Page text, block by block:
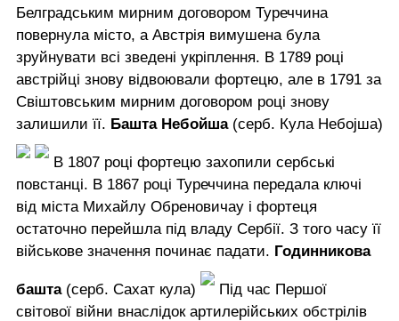
Белградським мирним договором Туреччина
повернула місто, а Австрія вимушена була
зруйнувати всі зведені укріплення. В 1789 році
австрійці знову відвоювали фортецю, але в 1791 за
Свіштовським мирним договором році знову
залишили її. Башта Небойша(серб. Кула Небојша)
В 1807 році фортецю захопили сербські
повстанці. В 1867 році Туреччина передала ключі
від міста Михайлу Обреновичау і фортеця
остаточно перейшла під владу Сербії. З того часу її
військове значення починає падати. Годинникова
башта(серб. Сахат кула)
Під час Першої
світової війни внаслідок артилерійських обстрілів